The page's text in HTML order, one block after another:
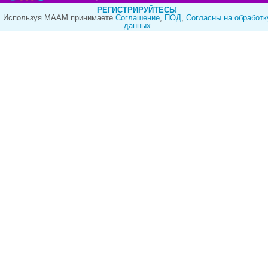
РЕГИСТРИРУЙТЕСЬ!
Используя МААМ принимаете Cоглашение, ПОД, Согласны на
данных